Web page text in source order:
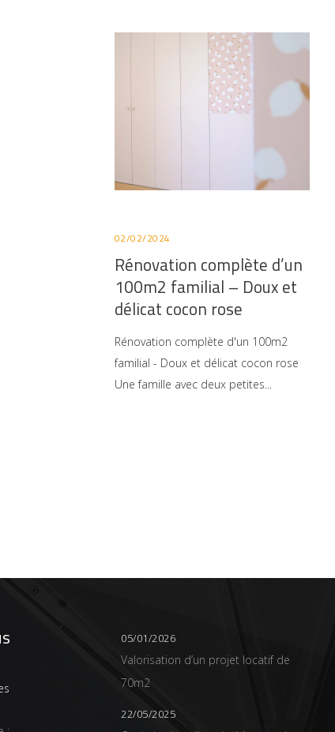
02/02/2024
Rénovation complète d’un
100m2 familial – Doux et
délicat cocon rose
Rénovation complète d'un 100m2
familial - Doux et délicat cocon rose
Une famille avec deux petites
05/01/2026
Valorisation d’un projet locatif de
70m2
22/05/2025